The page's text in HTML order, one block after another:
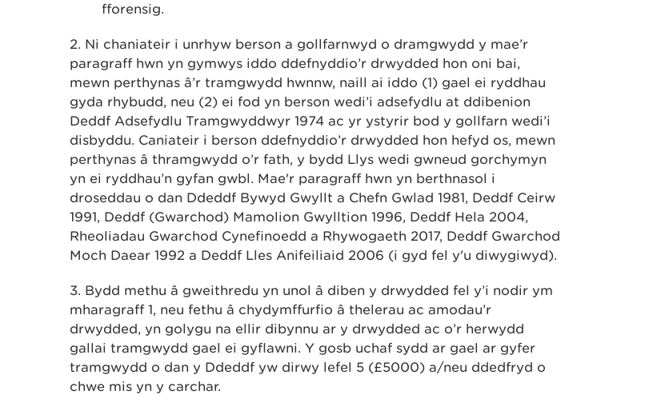
fforensig.
2. Ni chaniateir i unrhyw berson a gollfarnwyd o dramgwydd y mae’r
paragraff hwn yn gymwys iddo ddefnyddio’r drwydded hon oni bai,
mewn perthynas â’r tramgwydd hwnnw, naill ai iddo (1) gael ei ryddhau
gyda rhybudd, neu (2) ei fod yn berson wedi’i adsefydlu at ddibenion
Deddf Adsefydlu Tramgwyddwyr 1974 ac yr ystyrir bod y gollfarn wedi’i
disbyddu. Caniateir i berson ddefnyddio’r drwydded hon hefyd os, mewn
perthynas â thramgwydd o’r fath, y bydd Llys wedi gwneud gorchymyn
yn ei ryddhau’n gyfan gwbl. Mae'r paragraff hwn yn berthnasol i
droseddau o dan Ddeddf Bywyd Gwyllt a Chefn Gwlad 1981, Deddf Ceirw
1991, Deddf (Gwarchod) Mamolion Gwylltion 1996, Deddf Hela 2004,
Rheoliadau Gwarchod Cynefinoedd a Rhywogaeth 2017, Deddf Gwarchod
Moch Daear 1992 a Deddf Lles Anifeiliaid 2006 (i gyd fel y'u diwygiwyd).
3. Bydd methu â gweithredu yn unol â diben y drwydded fel y’i nodir ym
mharagraff 1, neu fethu â chydymffurfio â thelerau ac amodau’r
drwydded, yn golygu na ellir dibynnu ar y drwydded ac o’r herwydd
gallai tramgwydd gael ei gyflawni. Y gosb uchaf sydd ar gael ar gyfer
tramgwydd o dan y Ddeddf yw dirwy lefel 5 (£5000) a/neu ddedfryd o
chwe mis yn y carchar.